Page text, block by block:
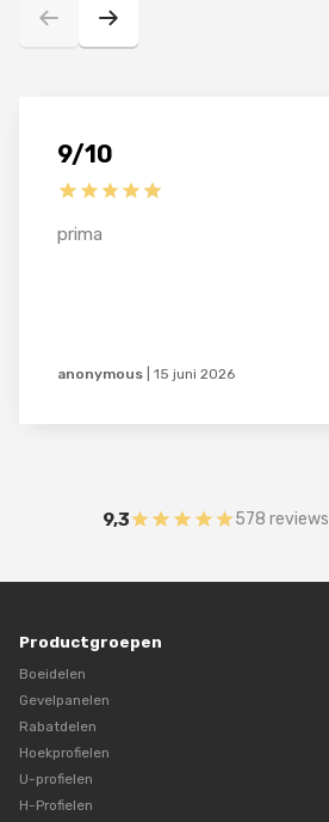
9/10
prima
anonymous 15 juni 2026
9,3 578 reviews
Productgroepen
Boeidelen
Gevelpanelen
Rabatdelen
Hoekprofielen
U-profielen
H-Profielen